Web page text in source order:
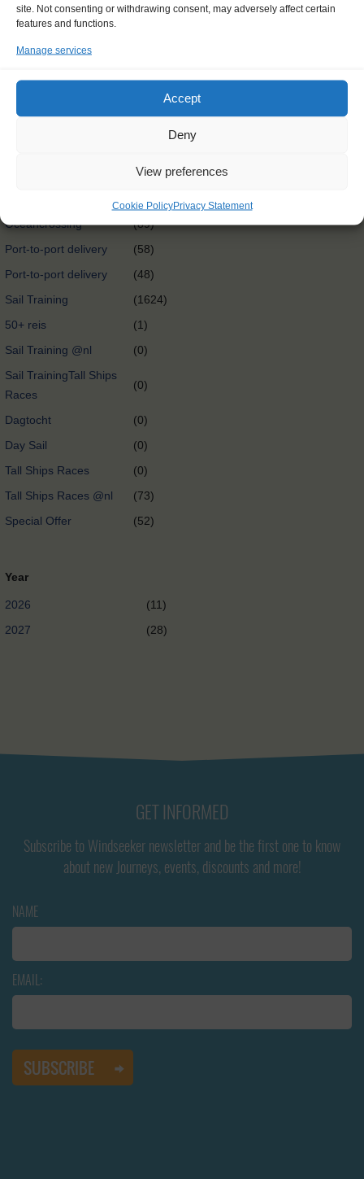
site. Not consenting or withdrawing consent, may adversely affect certain
features and functions.
Manage services
Accept
Deny
View preferences
Cookie PolicyPrivacy Statement
Rendez-Vous 2017 Tall
Ships Regatta
Tall Ships Races
Delivery @nl
(0)
Oceancrossing
(89)
Port-to-port delivery
(58)
Port-to-port delivery
(48)
Sail Training
(1624)
50+ reis
(1)
Sail Training @nl
(0)
Sail TrainingTall Ships
Races
(0)
Dagtocht
(0)
Day Sail
(0)
Tall Ships Races
(0)
Tall Ships Races @nl
(73)
Special Offer
(52)
Year
2026
(11)
2027
(28)
GET INFORMED
Subscribe to Windseeker newsletter and be the first one to know
about new Journeys, events, discounts and more!
NAME
EMAIL: